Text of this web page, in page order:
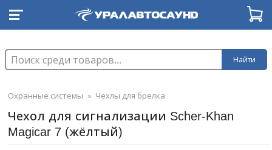
Найти
Охранные системы » Чехлы для брелка
Чехол для сигнализации Scher-Khan
Magicar 7 (жёлтый)